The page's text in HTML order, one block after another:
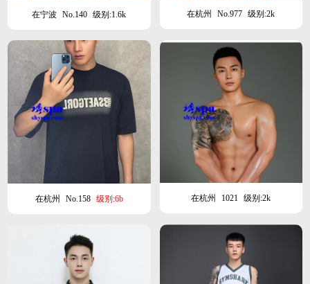
在宁波 No.140 级别:1.6k 在杭州 No.977 级别:2k
在杭州 No.158 级别:6b 在杭州 1021 级别:2k